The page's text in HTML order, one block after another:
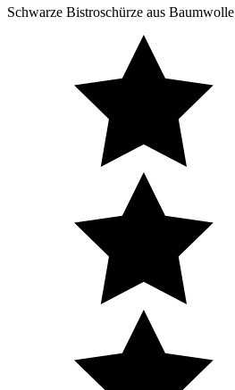
Schwarze Bistroschürze aus Baumwolle